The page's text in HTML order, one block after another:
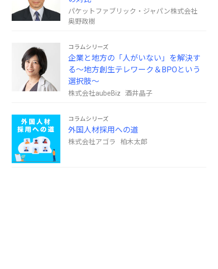
パケットファブリック・ジャパン株式会社
奥野政樹
コラムシリーズ
企業と地方の「人がいない」を解決す
る～地方創生テレワーク＆BPOという
選択肢～
株式会社aubeBiz 酒井晶子
コラムシリーズ
外国人材採用への道
株式会社アゴラ 柏木太郎